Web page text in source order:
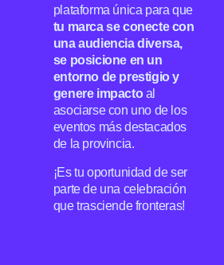
Generá
Impacto
Contribuí al
desarrollo del
talento y la
cultura del cine.
plataforma única para que
tu marca se conecte con
una audiencia diversa,
se posicione en un
entorno de prestigio y
genere impactoal
asociarse con uno de los
eventos más destacados
de la provincia.
¡Es tu oportunidad de ser
parte de una celebración
que trasciende fronteras!